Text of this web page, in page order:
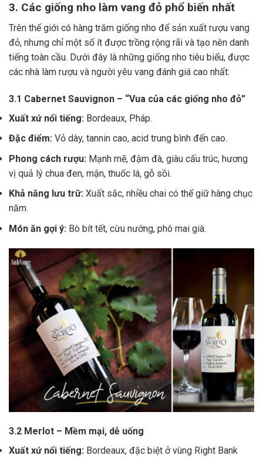
3. Các giống nho làm vang đỏ phổ biến nhất
Trên thế giới có hàng trăm giống nho để sản xuất rượu vang
đỏ, nhưng chỉ một số ít được trồng rộng rãi và tạo nên danh
tiếng toàn cầu. Dưới đây là những giống nho tiêu biểu, được
các nhà làm rượu và người yêu vang đánh giá cao nhất:
3.1 Cabernet Sauvignon – “Vua của các giống nho đỏ”
Xuất xứ nổi tiếng: Bordeaux, Pháp.
Đặc điểm: Vỏ dày, tannin cao, acid trung bình đến cao.
Phong cách rượu: Mạnh mẽ, đậm đà, giàu cấu trúc, hương
vị quả lý chua đen, mận, thuốc lá, gỗ sồi.
Khả năng lưu trữ: Xuất sắc, nhiều chai có thể giữ hàng chục
năm.
Món ăn gợi ý: Bò bít tết, cừu nướng, phô mai già.
3.2 Merlot – Mềm mại, dễ uống
Xuất xứ nổi tiếng: Bordeaux, đặc biệt ở vùng Right Bank